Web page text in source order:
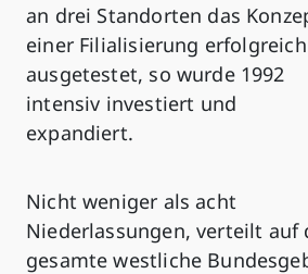
an drei Standorten das
einer Filialisierung erfolgreich
ausgetestet, so wurde 1992
intensiv investiert und
expandiert.
Nicht weniger als acht
Niederlassungen, verteilt auf
gesamte westliche